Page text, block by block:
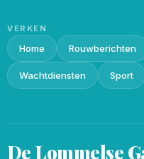
VERKEN
Home Rouwberichten
Wachtdiensten Sport
De Lommelse